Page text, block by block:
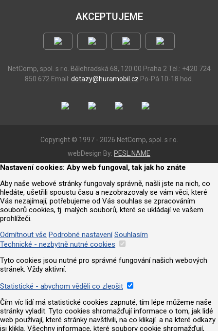
AKCEPTUJEME
NetComp, spol. s r.o. Bělehradská 68, 120 00 Praha 2 Tel.: +420 724
850 672 Email: dotazy@huramobil.cz Po-Pá 10-18 hod.
Copyright © 1997 - 2026 NetComp, spol. s r.o.
webDesign By: PESL.NAME
Nastavení cookies: Aby web fungoval, tak jak ho znáte
Aby naše webové stránky fungovaly správně, našli jste na nich, co
hledáte, ušetřili spoustu času a nezobrazovaly se vám věci, které
Vás nezajímají, potřebujeme od Vás souhlas se zpracováním
souborů cookies, tj. malých souborů, které se ukládají ve vašem
prohlížeči.
Odmítnout vše Podrobné nastavení Souhlasím
Technické - nezbytně nutné cookies
Tyto cookies jsou nutné pro správné fungování našich webových
stránek. Vždy aktivní.
Statistické - abychom věděli co zlepšit
Čím víc lidí má statistické cookies zapnuté, tím lépe můžeme naše
stránky vyladit. Tyto cookies shromažďují informace o tom, jak lidé
web používají, které stránky navštívili, na co klikají. a na které odkazy
jsi klikla. Všechny informace, které soubory cookie shromažďují,